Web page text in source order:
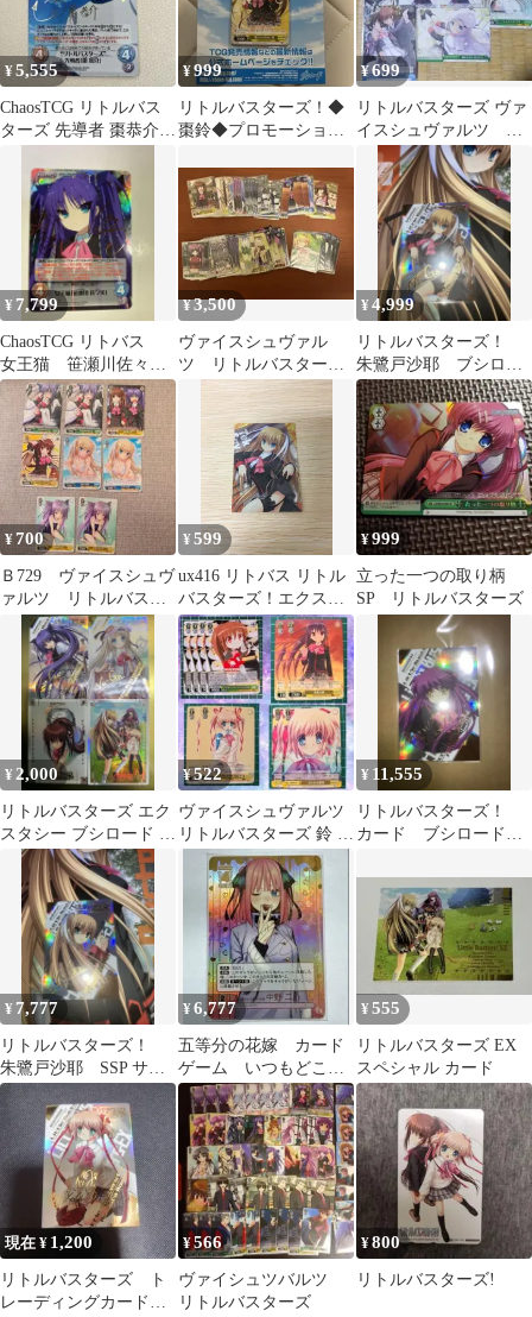
¥5,555
ChaosTCG リトルバス
ターズ 先導者 棗恭介
¥999
リトルバスターズ！◆
棗鈴◆プロモーション
ヴァルツ
¥699
リトルバスターズ ヴァ
イスシュヴァルツ ま
とめ売り
¥ 7,799
ChaosTCG リトバス
女王猫 笹瀬川佐々
美 SP サイン
¥3,500
ヴァイスシュヴァル
ツ リトルバスター
ズ R まとめ
¥4,999
リトルバスターズ！
朱鷺戸沙耶 ブシロー
ド カード SSP サイ
ン Na-Ga
¥700
Ｂ729 ヴァイスシュヴ
ァルツ リトルバスタ
ーズ
¥599
ux416 リトバス リトル
バスターズ！エクスタ
シー カード 時戸小夜
トレカ 5 VisualArts/Key
トレーディングカード
Special of Special Card
¥999
立った一つの取り柄
SP リトルバスターズ
¥ 2,000
リトルバスターズ エク
スタシー ブシロード カ
ード 4枚セット
¥522
ヴァイスシュヴァルツ
リトルバスターズ 鈴 小
鞠 カードセット
¥ 11,555
リトルバスターズ！
カード ブシロード
SSP 二木佳奈多
¥ 7,777
リトルバスターズ！
朱鷺戸沙耶 SSP サイ
ン リトバス ブシロ
ード Na-Ga
¥6,777
五等分の花嫁 カード
ゲーム いつもどこで
も 君というかがやき
中野二乃 SSP
¥555
リトルバスターズ EX
スペシャル カード
現在 ¥ 1,200
リトルバスターズ ト
レーディングカード
¥566
ヴァイシュツバルツ
リトルバスターズ
¥800
リトルバスターズ!